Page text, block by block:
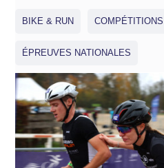
BIKE & RUN COMPÉTITIONS
ÉPREUVES NATIONALES